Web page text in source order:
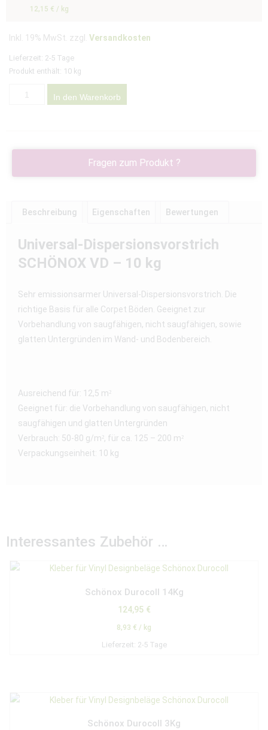
12,15 € / kg
Inkl. 19% MwSt. zzgl. Versandkosten
Lieferzeit: 2-5 Tage
Produkt enthält: 10 kg
In den Warenkorb
Fragen zum Produkt ?
Beschreibung Eigenschaften Bewertungen
Universal-Dispersionsvorstrich
SCHÖNOX VD – 10 kg
Sehr emissionsarmer Universal-Dispersionsvorstrich. Die
richtige Basis für alle Corpet Böden. Geeignet zur
Vorbehandlung von saugfähigen, nicht saugfähigen, sowie
glatten Untergründen im Wand- und Bodenbereich.
Ausreichend für: 12,5 m²
Geeignet für: die Vorbehandlung von saugfähigen, nicht
saugfähigen und glatten Untergründen
Verbrauch: 50-80 g/m², für ca. 125 – 200 m²
Verpackungseinheit: 10 kg
Interessantes Zubehör …
Schönox Durocoll 14Kg
124,95 €
8,93 € / kg
Lieferzeit: 2-5 Tage
Schönox Durocoll 3Kg